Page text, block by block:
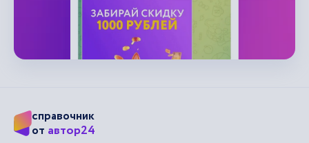
справочник
от автор24